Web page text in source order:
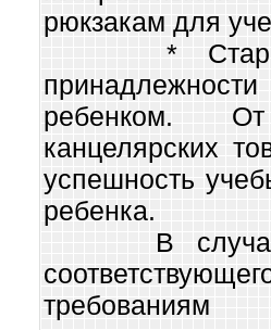
рюкзакам для
*
ребенком.
канцелярских
успешность
ребенка.
В случае
требованиям